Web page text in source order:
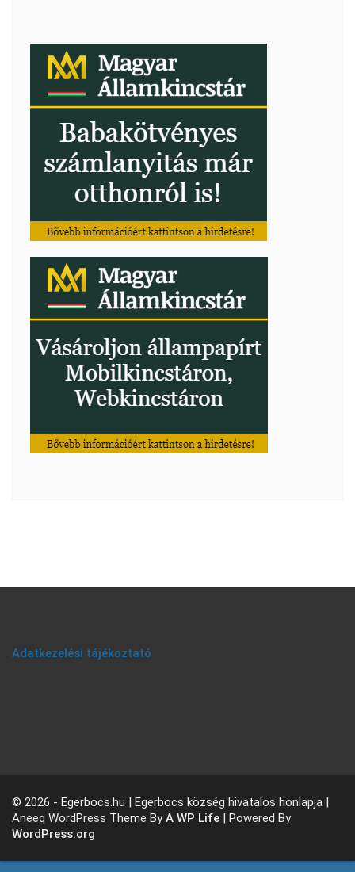
Adatkezelési tájékoztató
© 2026 - Egerbocs.hu | Egerbocs község hivatalos honlapja |
Aneeq WordPress Theme ByA WP Life | Powered By
WordPress.org